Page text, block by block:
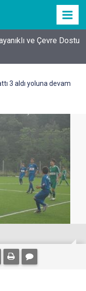
Dağıtımının
3 aldı yoluna devam